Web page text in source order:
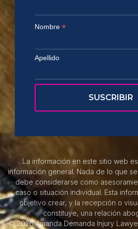
Nombre *
Apellido
La información en este sitio web
información general. Nada de lo que
debe considerarse como
caso o situación individual. Esta
objetivo crear, y la recepción o
constituye, una relación
© 2026 Amanda Demanda Injury